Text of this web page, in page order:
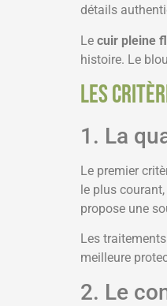
détails
Le cuir pleine
histoire. Le
Les
1. La
Le premier
le plus
propose une
Les
meilleure
2. Le